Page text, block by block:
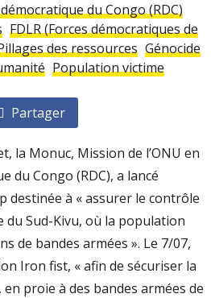
du Congo (RDC)
FDLR (Forces démocratiques de
des ressources Génocide
Population victime
Partager
la Monuc, Mission de l’ONU en
du Congo (RDC), a lancé
destinée à « assurer le contrôle
du Sud-Kivu, où la population
de bandes armées ». Le 7/07,
Iron fist, « afin de sécuriser la
proie à des bandes armées de